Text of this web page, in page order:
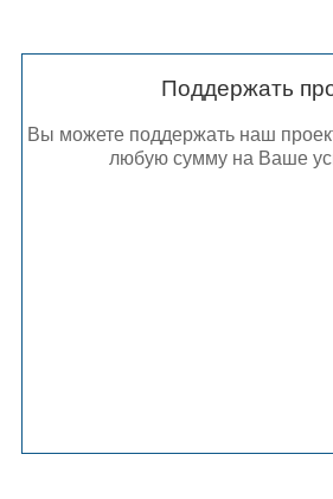
Поддержать
Вы можете поддержать наш
любую сумму на Ваше